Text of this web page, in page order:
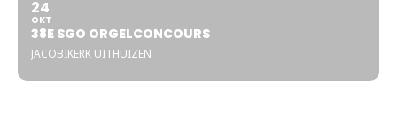
24
OKT
38E SGO ORGELCONCOURS
JACOBIKERK UITHUIZEN